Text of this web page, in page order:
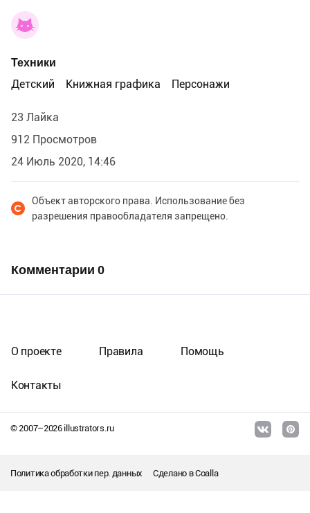
Техники
Детский
Книжная графика Персонажи
23 Лайка
912 Просмотров
24 Июль 2020, 14:46
Объект авторского права. Использование без
разрешения правообладателя запрещено.
Комментарии 0
© 2007–2026illustrators.ru
О проекте Правила Помощь
Контакты
Политика обработки пер. данных Сделано вCoalla